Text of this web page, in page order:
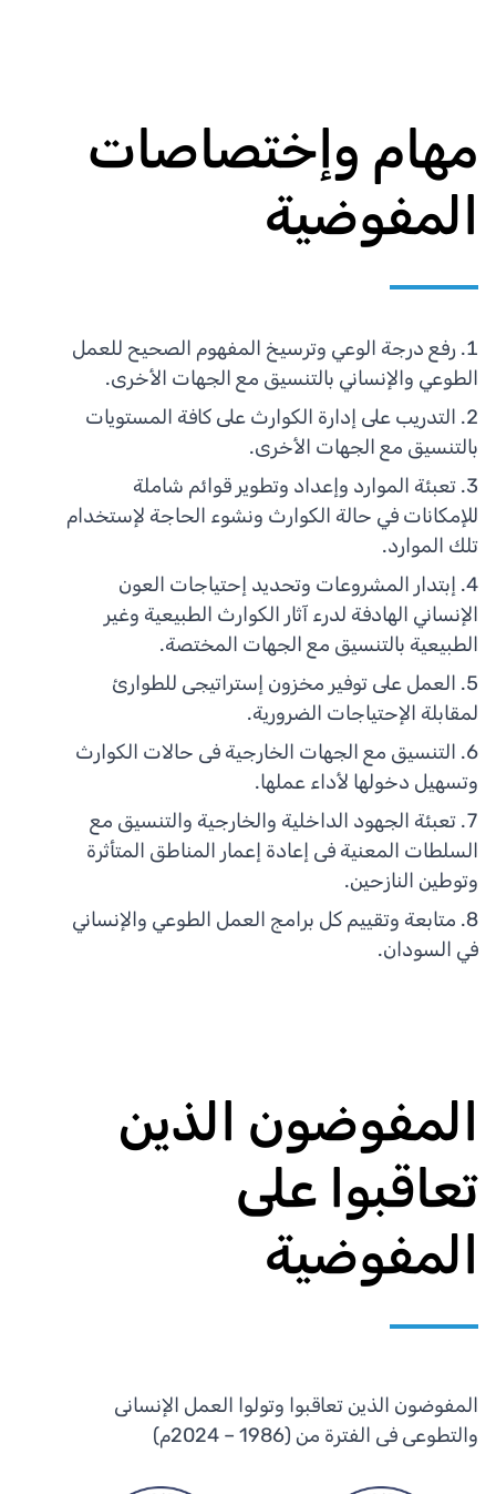
مهام وإختصاصات
المفوضية
رفع درجة الوعي وترسيخ المفهوم الصحيح للعمل
الطوعي والإنساني بالتنسيق مع الجهات الأخرى.
التدريب على إدارة الكوارث على كافة المستويات
بالتنسيق مع الجهات الأخرى.
تعبئة الموارد وإعداد وتطوير قوائم شاملة
للإمكانات في حالة الكوارث ونشوء الحاجة لإستخدام
تلك الموارد.
إبتدار المشروعات وتحديد إحتياجات العون
الإنساني الهادفة لدرء آثار الكوارث الطبيعية وغير
الطبيعية بالتنسيق مع الجهات المختصة.
العمل على توفير مخزون إستراتيجى للطوارئ
لمقابلة الإحتياجات الضرورية.
التنسيق مع الجهات الخارجية فى حالات الكوارث
وتسهيل دخولها لأداء عملها.
تعبئة الجهود الداخلية والخارجية والتنسيق مع
السلطات المعنية فى إعادة إعمار المناطق المتأثرة
وتوطين النازحين.
متابعة وتقييم كل برامج العمل الطوعي والإنساني
في السودان.
المفوضون الذين
تعاقبوا على
المفوضية
المفوضون الذين تعاقبوا وتولوا العمل الإنسانى
والتطوعى فى الفترة من (1986 – 2024م)